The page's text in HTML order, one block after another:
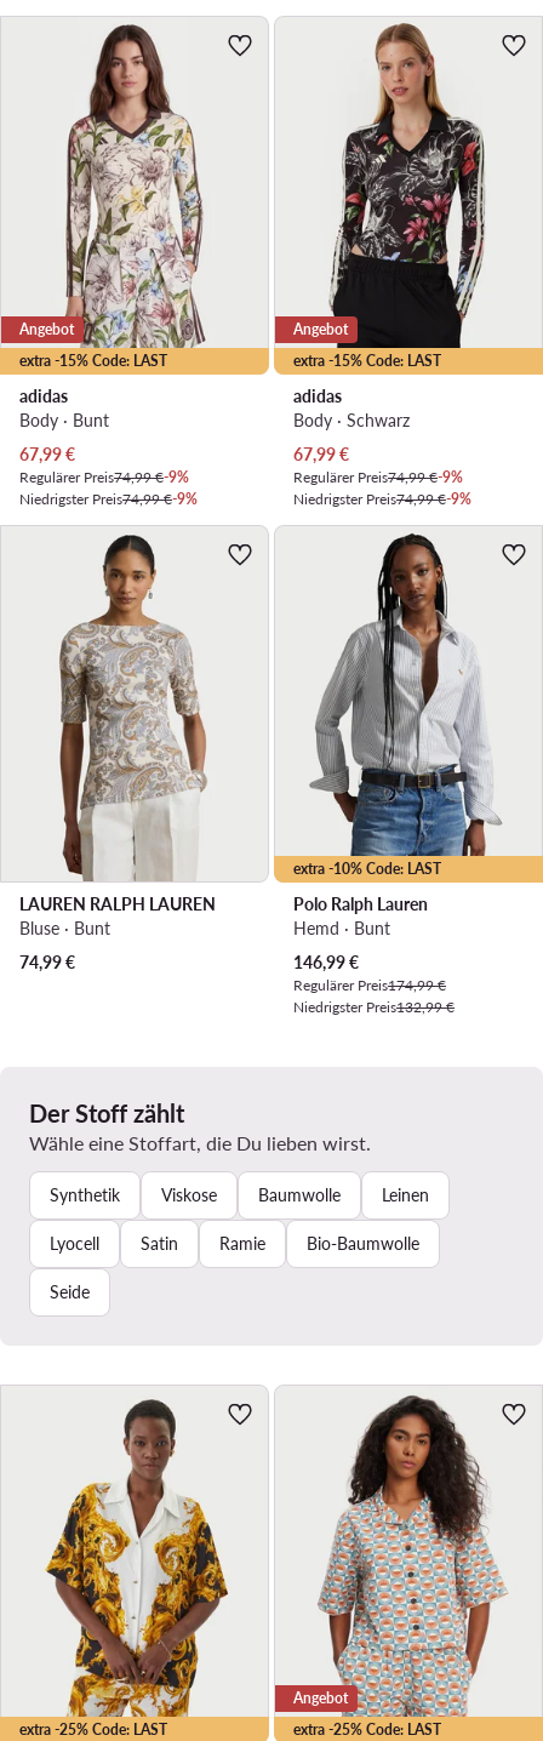
extra -15% Code: LAST
Angebot
adidas
Body · Bunt
Aktueller Preis
67,99€
Regulärer Preis74,99 €-9%
Niedrigster Preis74,99 €-9%
extra -15% Code: LAST
Angebot
adidas
Body · Schwarz
Aktueller Preis
67,99€
Regulärer Preis74,99 €-9%
Niedrigster Preis74,99 €-9%
LAUREN RALPH LAUREN
Bluse · Bunt
74,99€
extra -10% Code: LAST
Polo Ralph Lauren
Hemd · Bunt
Aktueller Preis
146,99€
Regulärer Preis174,99 €
Niedrigster Preis132,99 €
Der Stoff zählt
Wähle eine Stoffart, die Du lieben wirst.
Synthetik Viskose Baumwolle Leinen
Lyocell Satin Ramie Bio-Baumwolle
Seide
extra -25% Code: LAST extra -25% Code: LAST
Angebot